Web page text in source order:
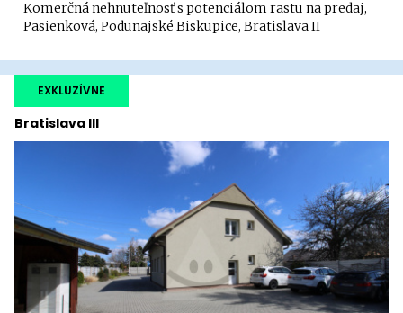
Komerčná nehnuteľnosť s potenciálom rastu na predaj,
Pasienková, Podunajské Biskupice, Bratislava II
Bratislava III
EXKLUZÍVNE